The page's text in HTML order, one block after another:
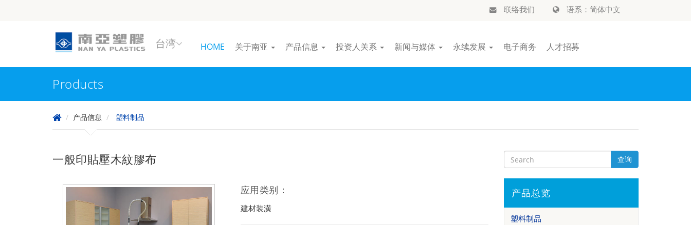
联络我们 语系：简体中文
台湾 HOME 关于南亚 产品信息 投资人关系 新闻与媒体 永续发展 电子商务 人才招募
Products
产品信息 塑料制品
一般印貼壓木紋膠布
应用类别：
建材装潢
查询
产品总览
塑料制品